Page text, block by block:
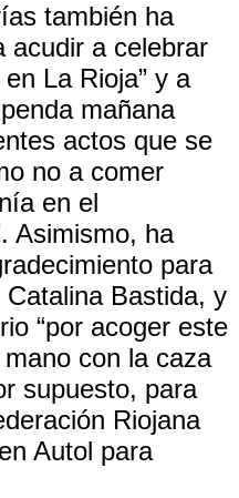
también ha
acudir a celebrar
La Rioja” y a
mañana
actos que se
no a comer
en el
Asimismo, ha
para
Bastida, y
“por acoger este
con la caza
supuesto, para
Riojana
Autol para